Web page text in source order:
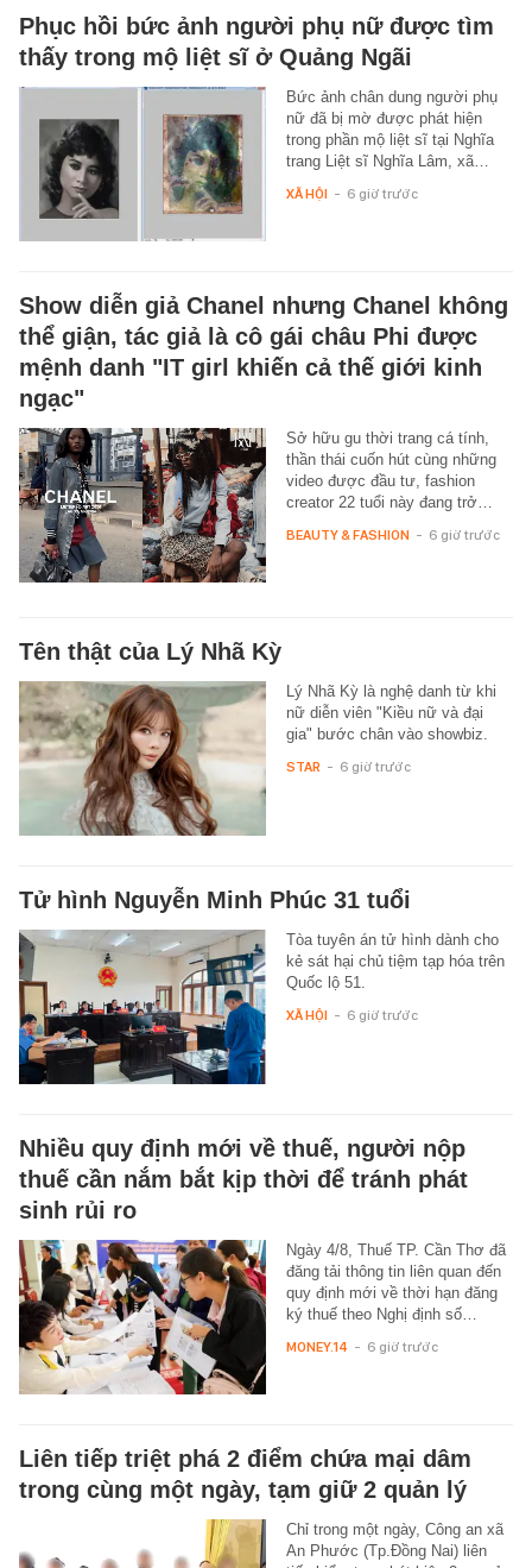
Phục hồi bức ảnh người phụ nữ được tìm
thấy trong mộ liệt sĩ ở Quảng Ngãi
Bức ảnh chân dung người phụ
nữ đã bị mờ được phát hiện
trong phần mộ liệt sĩ tại Nghĩa
trang Liệt sĩ Nghĩa Lâm, xã…
XÃ HỘI - 6 giờ trước
Show diễn giả Chanel nhưng Chanel không
thể giận, tác giả là cô gái châu Phi được
mệnh danh "IT girl khiến cả thế giới kinh
ngạc"
Sở hữu gu thời trang cá tính,
thần thái cuốn hút cùng những
video được đầu tư, fashion
creator 22 tuổi này đang trở…
BEAUTY & FASHION - 6 giờ trước
Tên thật của Lý Nhã Kỳ
Lý Nhã Kỳ là nghệ danh từ khi
nữ diễn viên "Kiều nữ và đại
gia" bước chân vào showbiz.
STAR - 6 giờ trước
Tử hình Nguyễn Minh Phúc 31 tuổi
Tòa tuyên án tử hình dành cho
kẻ sát hại chủ tiệm tạp hóa trên
Quốc lộ 51.
XÃ HỘI - 6 giờ trước
Nhiều quy định mới về thuế, người nộp
thuế cần nắm bắt kịp thời để tránh phát
sinh rủi ro
Ngày 4/8, Thuế TP. Cần Thơ đã
đăng tải thông tin liên quan đến
quy định mới về thời hạn đăng
ký thuế theo Nghị định số…
MONEY.14 - 6 giờ trước
Liên tiếp triệt phá 2 điểm chứa mại dâm
trong cùng một ngày, tạm giữ 2 quản lý
Chỉ trong một ngày, Công an xã
An Phước (Tp.Đồng Nai) liên